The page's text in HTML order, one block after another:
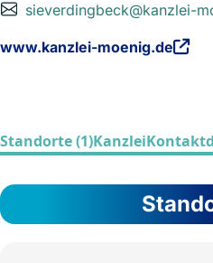
sieverdingbeck@kanzlei-
www.kanzlei-moenig.de
Standorte (1)Kanzlei